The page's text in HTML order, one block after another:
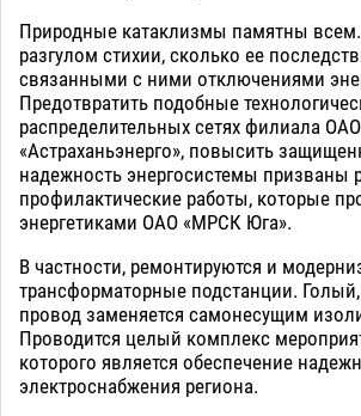
Природные катаклизмы памятны
разгулом стихии, сколько ее
связанными с ними отключениями
Предотвратить подобные
распределительных сетях филиала
«Астраханьэнерго», повысить
надежность энергосистемы призваны
профилактические работы, которые
энергетиками ОАО «МРСК Юга».
В частности, ремонтируются и
трансформаторные подстанции.
провод заменяется самонесущим
Проводится целый комплекс
которого является обеспечение
электроснабжения региона.